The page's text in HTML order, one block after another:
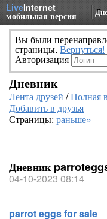
LiveInternet
мобильная версия
Вы были
страницы. Вернуться!
Авторизация
Дневник
Лента друзей /Полная
Добавить в друзья
Страницы: раньше»
Дневник
04-10-2023 08:14
parrot eggs for sale